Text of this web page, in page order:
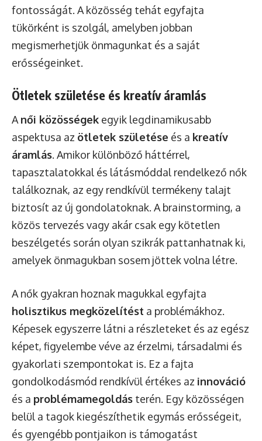
fontosságát. A közösség tehát egyfajta
tükörként is szolgál, amelyben jobban
megismerhetjük önmagunkat és a saját
erősségeinket.
Ötletek születése és kreatív áramlás
A női közösségek egyik legdinamikusabb
aspektusa az ötletek születése és a kreatív
áramlás. Amikor különböző háttérrel,
tapasztalatokkal és látásmóddal rendelkező nők
találkoznak, az egy rendkívül termékeny talajt
biztosít az új gondolatoknak. A brainstorming, a
közös tervezés vagy akár csak egy kötetlen
beszélgetés során olyan szikrák pattanhatnak ki,
amelyek önmagukban sosem jöttek volna létre.
A nők gyakran hoznak magukkal egyfajta
holisztikus megközelítést a problémákhoz.
Képesek egyszerre látni a részleteket és az egész
képet, figyelembe véve az érzelmi, társadalmi és
gyakorlati szempontokat is. Ez a fajta
gondolkodásmód rendkívül értékes az innováció
és a problémamegoldás terén. Egy közösségen
belül a tagok kiegészíthetik egymás erősségeit,
és gyengébb pontjaikon is támogatást